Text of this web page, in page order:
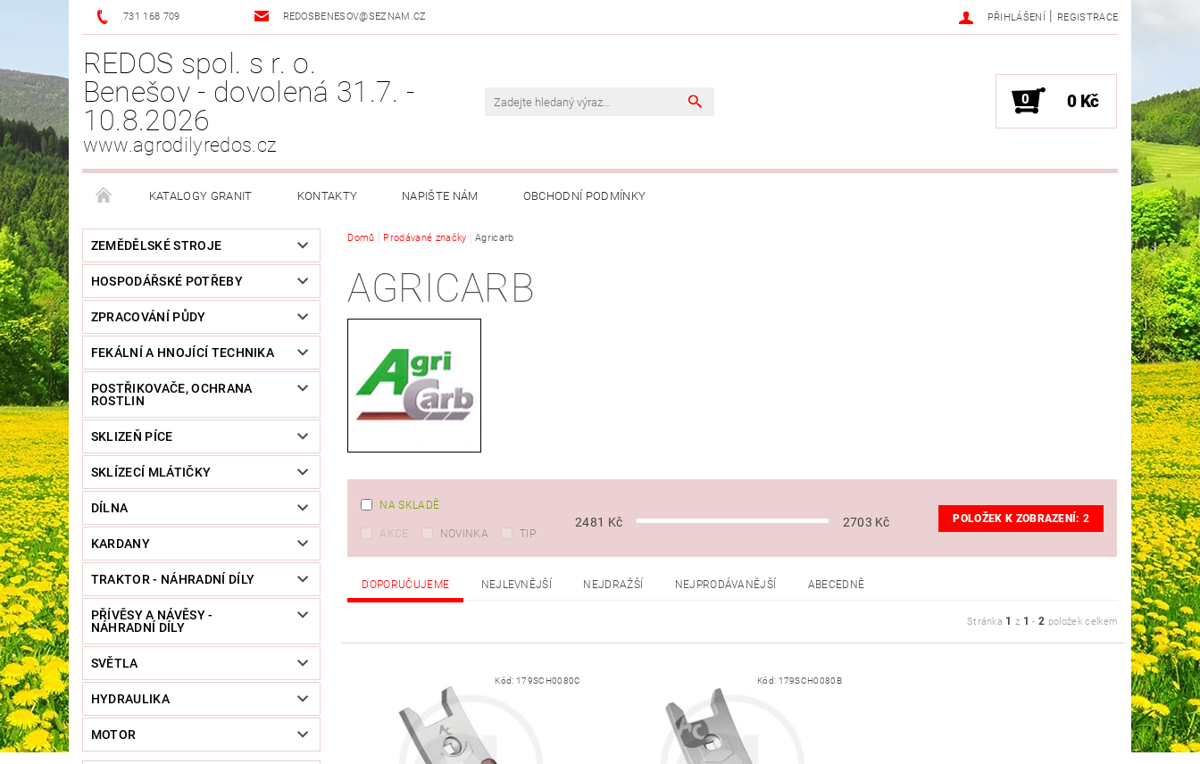
731 168 709 REDOSBENESOV@SEZNAM.CZ PŘIHLÁŠENÍ | REGISTRACE
REDOS spol. s r. o.
Benešov - dovolená 31.7. -
10.8.2026
www.agrodilyredos.cz
0 0 Kč
KATALOGY GRANIT KONTAKTY NAPIŠTE NÁM OBCHODNÍ PODMÍNKY
ZEMĚDĚLSKÉ STROJE
HOSPODÁŘSKÉ POTŘEBY
ZPRACOVÁNÍ PŮDY
FEKÁLNÍ A HNOJÍCÍ TECHNIKA
POSTŘIKOVAČE, OCHRANA
ROSTLIN
SKLIZEŇ PÍCE
SKLÍZECÍ MLÁTIČKY
DÍLNA
KARDANY
TRAKTOR - NÁHRADNÍ DÍLY
PŘÍVĚSY A NÁVĚSY -
NÁHRADNÍ DÍLY
SVĚTLA
HYDRAULIKA
MOTOR
Domů Prodávané značky Agricarb
AGRICARB
NA SKLADĚ
AKCE NOVINKA TIP
2481 Kč 2703 Kč POLOŽEK K ZOBRAZENÍ:2
DOPORUČUJEME NEJLEVNĚJŠÍ NEJDRAŽŠÍ NEJPRODÁVANĚJŠÍ ABECEDNĚ
Stránka 1 z 1 -2 položek celkem
Kód: 179SCH0080C Kód: 179SCH0080B